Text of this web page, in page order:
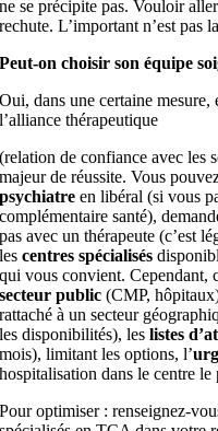
ne se précipite pas. Vouloir
rechute. L’important n’est pas
Peut-on choisir son équipe
Oui, dans une certaine mesure,
l’alliance thérapeutique
(relation de confiance avec les
majeur de réussite. Vous
psychiatre en libéral (si vous
complémentaire santé),
pas avec un thérapeute (c’est
lescentres spécialisés
qui vous convient. Cependant,
secteur public (CMP,
rattaché à un secteur
les disponibilités), leslistes
mois), limitant les options, l’
hospitalisation dans le centre
Pour optimiser : renseignez-